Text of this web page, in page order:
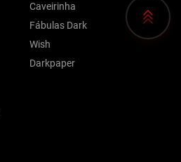
Caveirinha
Fábulas Dark
Wish
Darkpaper